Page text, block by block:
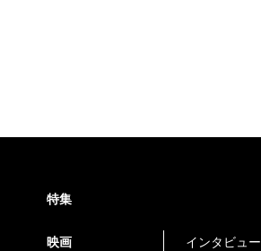
特集
映画 インタビュー